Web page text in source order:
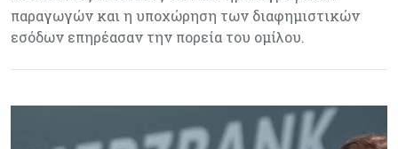
παραγωγών και η υποχώρηση των διαφημιστικών
εσόδων επηρέασαν την πορεία του ομίλου.